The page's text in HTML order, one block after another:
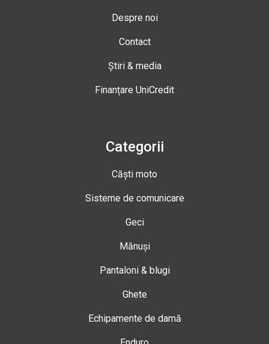
Despre noi
Contact
Știri & media
Finanțare UniCredit
Categorii
Căști moto
Sisteme de comunicare
Geci
Mănuși
Pantaloni & blugi
Ghete
Echipamente de damă